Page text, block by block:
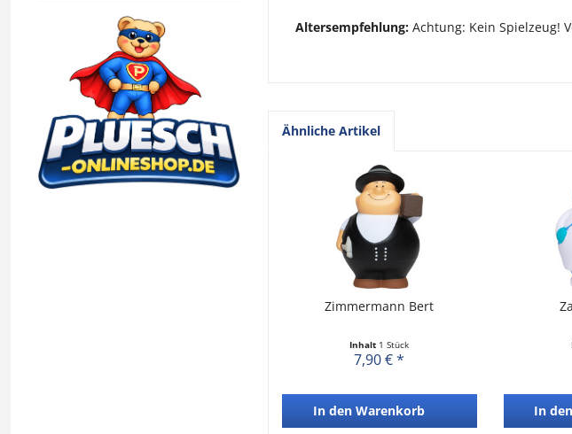
Altersempfehlung: Achtung: Kein Spielzeug!
Ähnliche Artikel
Zimmermann Bert
Inhalt 1 Stück
7,90 € *
In den Warenkorb In den